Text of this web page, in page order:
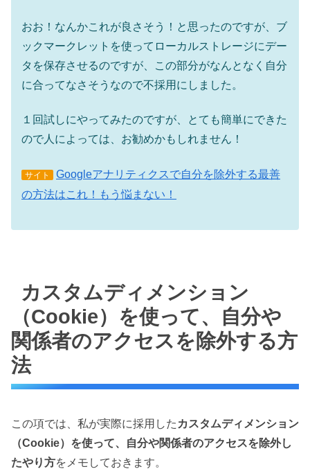
おお！なんかこれが良さそう！と思ったのですが、ブ
ックマークレットを使ってローカルストレージにデー
タを保存させるのですが、この部分がなんとなく自分
に合ってなさそうなので不採用にしました。
１回試しにやってみたのですが、とても簡単にできた
ので人によっては、お勧めかもしれません！
サイト
Googleアナリティクスで自分を除外する最善
の方法はこれ！もう悩まない！
カスタムディメンション
（Cookie）を使って、自分や
関係者のアクセスを除外する方
法
この項では、私が実際に採用した カスタムディメンション
（Cookie）を使って、自分や関係者のアクセスを除外し
たやり方をメモしておきます。